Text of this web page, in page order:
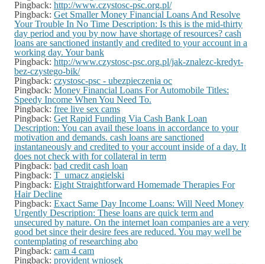
Pingback: http://www.czystosc-psc.org.pl/
Pingback: Get Smaller Money Financial Loans And Resolve
Your Trouble In No Time Description: Is this is the mid-thirty
day period and you by now have shortage of resources? cash
loans are sanctioned instantly and credited to your account in a
working day. Your bank
Pingback: http://www.czystosc-psc.org.pl/jak-znalezc-kredyt-
bez-czystego-bik/
Pingback: czystosc-psc - ubezpieczenia oc
Pingback: Money Financial Loans For Automobile Titles:
Speedy Income When You Need To.
Pingback: free live sex cams
Pingback: Get Rapid Funding Via Cash Bank Loan
Description: You can avail these loans in accordance to your
motivation and demands. cash loans are sanctioned
instantaneously and credited to your account inside of a day. It
does not check with for collateral in term
Pingback: bad credit cash loan
Pingback: T_umacz angielski
Pingback: Eight Straightforward Homemade Therapies For
Hair Decline
Pingback: Exact Same Day Income Loans: Will Need Money
Urgently Description: These loans are quick term and
unsecured by nature. On the internet loan companies are a very
good bet since their desire fees are reduced. You may well be
contemplating of researching abo
Pingback: cam 4 cam
Pingback: provident wniosek